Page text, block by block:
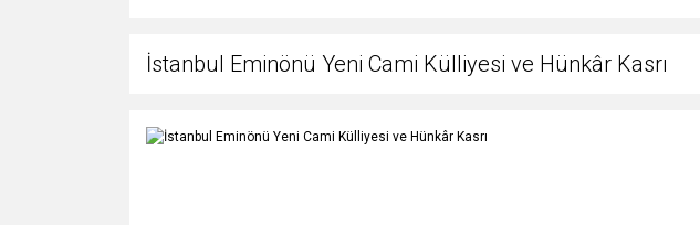
İstanbul Eminönü Yeni Cami Külliyesi ve Hünkâr Kasrı